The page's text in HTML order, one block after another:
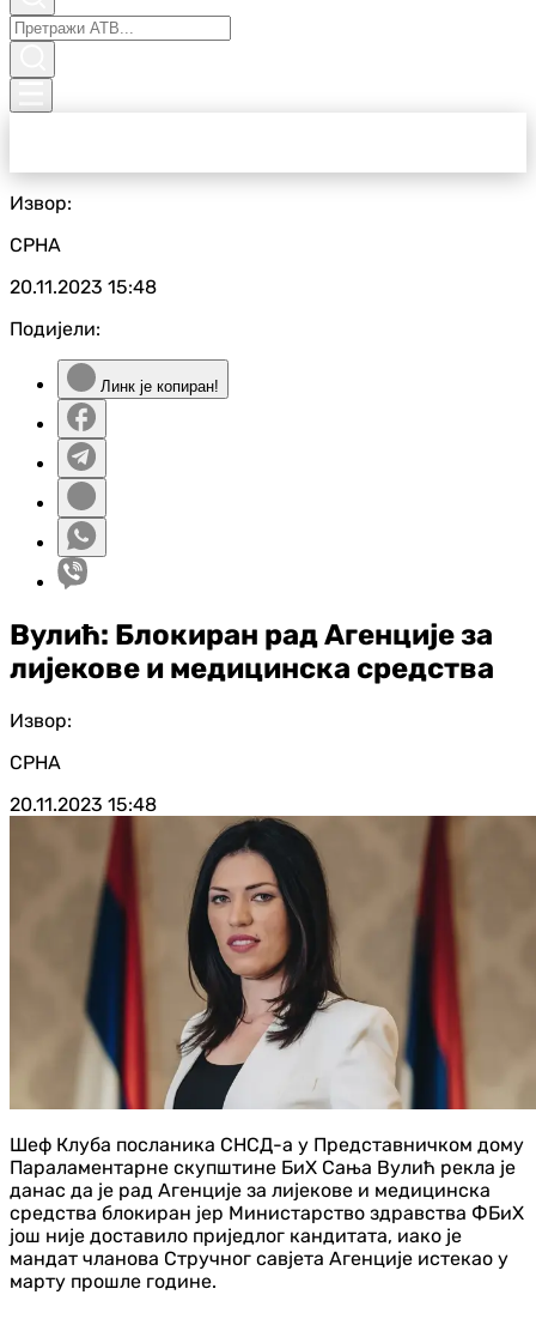
Извор:
СРНА
20.11.2023 15:48
Подијели:
Линк је копиран!
Вулић: Блокиран рад Агенције за
лијекове и медицинска средства
Извор:
СРНА
20.11.2023 15:48
Шеф Клуба посланика СНСД-а у Представничком дому
Параламентарне скупштине БиХ Сања Вулић рекла је
данас да је рад Агенције за лијекове и медицинска
средства блокиран јер Министарство здравства ФБиХ
још није доставило приједлог кандитата, иако је
мандат чланова Стручног савјета Агенције истекао у
марту прошле године.